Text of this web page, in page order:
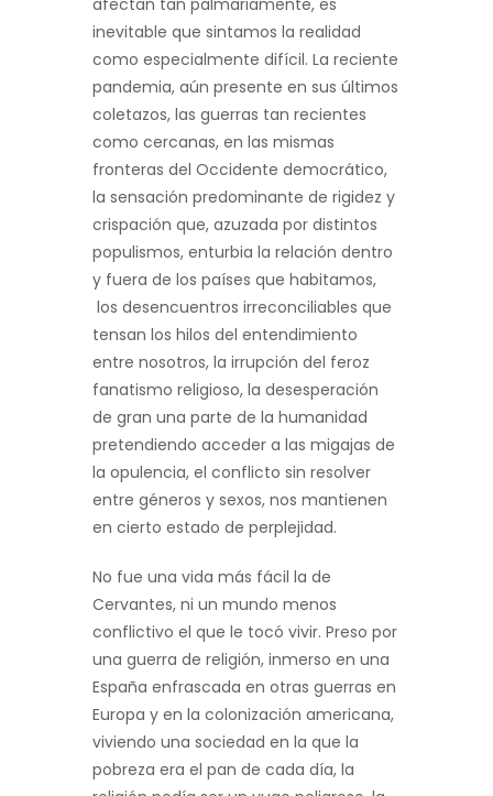
afectan tan palmariamente, es
inevitable que sintamos la realidad
como especialmente difícil. La reciente
pandemia, aún presente en sus últimos
coletazos, las guerras tan recientes
como cercanas, en las mismas
fronteras del Occidente democrático,
la sensación predominante de rigidez y
crispación que, azuzada por distintos
populismos, enturbia la relación dentro
y fuera de los países que habitamos,
los desencuentros irreconciliables que
tensan los hilos del entendimiento
entre nosotros, la irrupción del feroz
fanatismo religioso, la desesperación
de gran una parte de la humanidad
pretendiendo acceder a las migajas de
la opulencia, el conflicto sin resolver
entre géneros y sexos, nos mantienen
en cierto estado de perplejidad.
No fue una vida más fácil la de
Cervantes, ni un mundo menos
conflictivo el que le tocó vivir. Preso por
una guerra de religión, inmerso en una
España enfrascada en otras guerras en
Europa y en la colonización americana,
viviendo una sociedad en la que la
pobreza era el pan de cada día, la